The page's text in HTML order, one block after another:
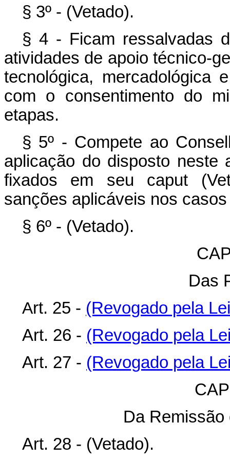
§ 3º - (Vetado).
§ 4 - Ficam ressalvadas
atividades de apoio técnico-
tecnológica, mercadológica
com o consentimento do
etapas.
§ 5º - Compete ao
aplicação do disposto neste
fixados em seu caput
sanções aplicáveis nos
§ 6º - (Vetado).
Das
Art. 25 - (Revogado pela
Art. 26 - (Revogado pela
Art. 27 - (Revogado pela
Da Remissão
Art. 28 - (Vetado).